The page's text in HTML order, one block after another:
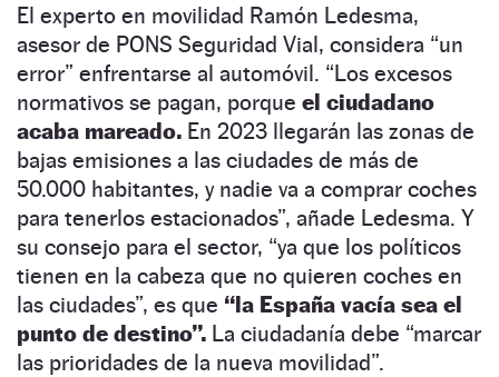
El experto en movilidad Ramón Ledesma,
asesor de PONS Seguridad Vial, considera “un
error” enfrentarse al automóvil. “Los excesos
normativos se pagan, porque el ciudadano
acaba mareado. En 2023 llegarán las zonas de
bajas emisiones a las ciudades de más de
50.000 habitantes, y nadie va a comprar coches
para tenerlos estacionados”, añade Ledesma. Y
su consejo para el sector, “ya que los políticos
tienen en la cabeza que no quieren coches en
las ciudades”, es que “la España vacía sea el
punto de destino”. La ciudadanía debe “marcar
las prioridades de la nueva movilidad”.